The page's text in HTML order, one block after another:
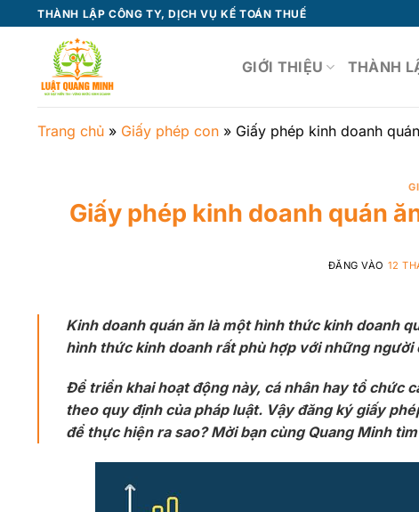
qua
THÀNH LẬP CÔNG TY, DỊCH VỤ KẾ TOÁN THUẾ
GIỚI THIỆU THÀNH
Trang chủ » Giấy phép con » Giấy phép kinh doanh
Giấy phép kinh doanh quán
ĐĂNG VÀO 12
Kinh doanh quán ăn là một hình thức kinh doanh
hình thức kinh doanh rất phù hợp với những
Để triển khai hoạt động này, cá nhân hay tổ chức
theo quy định của pháp luật. Vậy đăng ký giấy
để thực hiện ra sao? Mời bạn cùng Quang Minh